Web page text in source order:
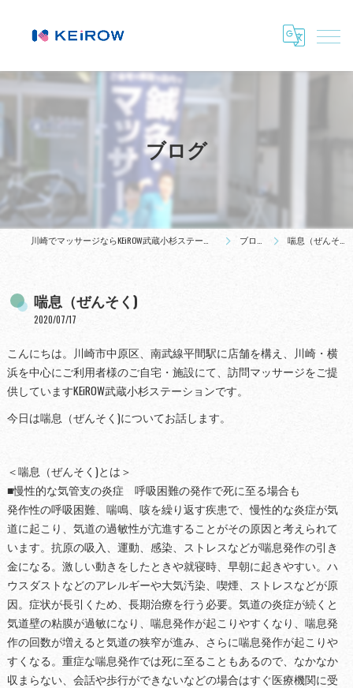
ブログ
ブログ 喘息（ぜんそく)
喘息（ぜんそく)
2020/07/17
こんにちは。川崎市中原区、南武線平間駅に店舗を構え、川崎・横
浜を中心にご利用者様のご自宅・施設にて、訪問マッサージをご提
供していますKEiROW武蔵小杉ステーションです。
今日は喘息（ぜんそく)についてお話します。
＜喘息（ぜんそく)とは＞
■慢性的な気管支の炎症 呼吸困難の発作で死に至る場合も
発作性の呼吸困難、喘鳴、咳を繰り返す疾患で、慢性的な炎症が気
道に起こり、気道の過敏性が亢進することがその原因と考えられて
います。抗原の吸入、運動、感染、ストレスなどが喘息発作の引き
金になる。激しい動きをしたときや就寝時、早朝に起きやすい。ハ
ウスダストなどのアレルギーや大気汚染、喫煙、ストレスなどが原
因。症状が長引くため、長期治療を行う必要。気道の炎症が続くと
気道壁の粘膜が過敏になり、喘息発作が起こりやすくなり、喘息発
作の回数が増えると気道の狭窄が進み、さらに喘息発作が起こりや
すくなる。重症な喘息発作では死に至ることもあるので、なかなか
収まらない、会話や歩行ができないなどの場合はすぐ医療機関に受